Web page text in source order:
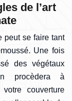
de l’art
peut se faire tant
Une fois
des végétaux
procèdera à
couverture